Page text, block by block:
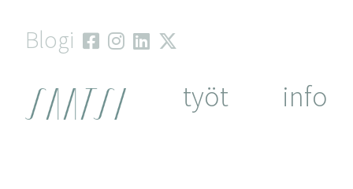
contentBlogi
työt info